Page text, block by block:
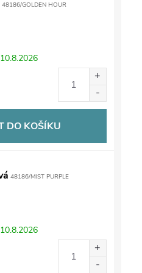
48186/GOLDEN HOUR
10.8.2026
DO KOŠÍKU
48186/MIST PURPLE
10.8.2026